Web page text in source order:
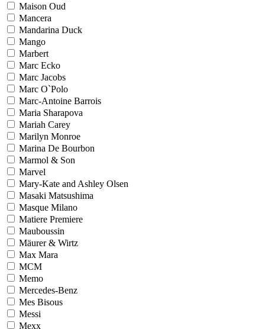
Maison Oud
Mancera
Mandarina Duck
Mango
Marbert
Marc Ecko
Marc Jacobs
Marc O`Polo
Marc-Antoine Barrois
Maria Sharapova
Mariah Carey
Marilyn Monroe
Marina De Bourbon
Marmol & Son
Marvel
Mary-Kate and Ashley Olsen
Masaki Matsushima
Masque Milano
Matiere Premiere
Mauboussin
Mäurer & Wirtz
Max Mara
MCM
Memo
Mercedes-Benz
Mes Bisous
Messi
Mexx